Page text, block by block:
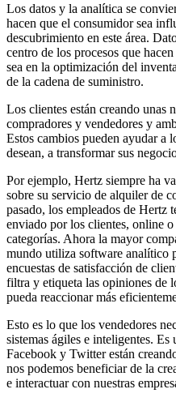
Los datos y la analítica se
hacen que el consumidor sea
descubrimiento en este área.
centro de los procesos que
sea en la optimización del
de la cadena de suministro.
Los clientes están creando unas
compradores y vendedores y
Estos cambios pueden ayudar a
desean, a transformar sus
Por ejemplo, Hertz siempre ha
sobre su servicio de alquiler de
pasado, los empleados de Hertz
enviado por los clientes, online
categorías. Ahora la mayor
mundo utiliza software analítico
encuestas de satisfacción de
filtra y etiqueta las opiniones de
pueda reaccionar más
Esto es lo que los vendedores
sistemas ágiles e inteligentes.
Facebook y Twitter están
nos podemos beneficiar de la
e interactuar con nuestras